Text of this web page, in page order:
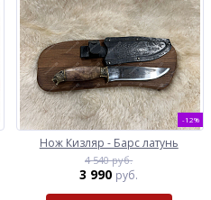
-12%
Нож Кизляр - Барс латунь
4 540 руб.
3 990 руб.